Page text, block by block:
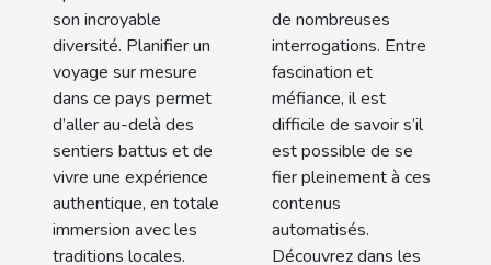
son incroyable
diversité. Planifier un
voyage sur mesure
dans ce pays permet
d’aller au-delà des
sentiers battus et de
vivre une expérience
authentique, en totale
immersion avec les
traditions locales.
de nombreuses
interrogations. Entre
fascination et
méfiance, il est
difficile de savoir s’il
est possible de se
fier pleinement à ces
contenus
automatisés.
Découvrez dans les